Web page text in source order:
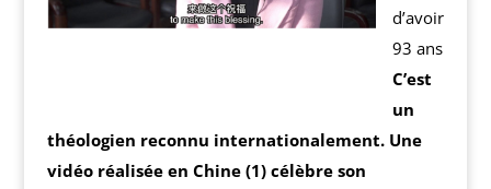
d’avoir
93 ans
C’est
un
théologien reconnu internationalement. Une
vidéo réalisée en Chine (1) célèbre son